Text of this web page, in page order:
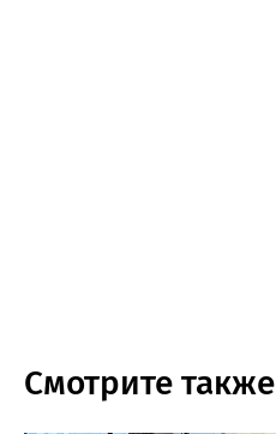
Смотрите также